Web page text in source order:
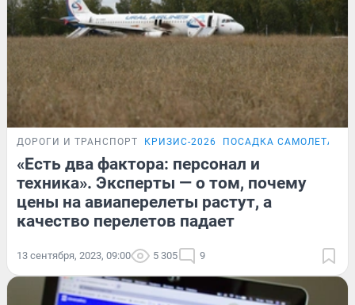
ДОРОГИ И ТРАНСПОРТ КРИЗИС-2026 ПОСАДКА САМОЛЕТА В
«Есть два фактора: персонал и
техника». Эксперты — о том, почему
цены на авиаперелеты растут, а
качество перелетов падает
13 сентября, 2023, 09:00 5 305 9